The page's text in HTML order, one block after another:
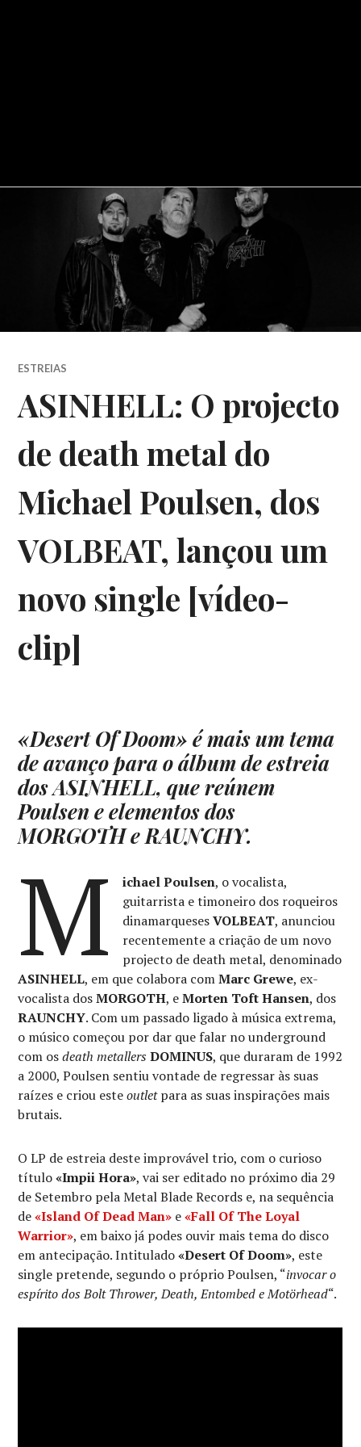
ESTREIAS
ASINHELL: O projecto
de death metal do
Michael Poulsen, dos
VOLBEAT, lançou um
novo single [vídeo-
clip]
«Desert Of Doom» é mais um tema
de avanço para o álbum de estreia
dos ASINHELL, que reúnem
Poulsen e elementos dos
MORGOTH e RAUNCHY.
M ichael Poulsen, o vocalista,
guitarrista e timoneiro dos roqueiros
dinamarquesesVOLBEAT, anunciou
recentemente a criação de um novo
projecto de death metal, denominado
ASINHELL, em que colabora comMarc Grewe, ex-
vocalista dosMORGOTH, eMorten Toft Hansen, dos
RAUNCHY. Com um passado ligado à música extrema,
o músico começou por dar que falar no underground
com osdeath metallers DOMINUS, que duraram de 1992
a 2000, Poulsen sentiu vontade de regressar às suas
raízes e criou esteoutletpara as suas inspirações mais
brutais.
O LP de estreia deste improvável trio, com o curioso
título«Impii Hora», vai ser editado no próximo dia 29
de Setembro pela Metal Blade Records e, na sequência
de«Island Of Dead Man» e«Fall Of The Loyal
Warrior», em baixo já podes ouvir mais tema do disco
em antecipação. Intitulado«Desert Of Doom», este
single pretende, segundo o próprio Poulsen, “invocar o
espírito dos Bolt Thrower, Death, Entombed e Motörhead“.